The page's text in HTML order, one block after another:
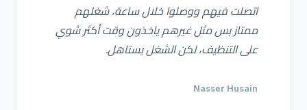
اتصلت فيهم ووصلوا خلال ساعة، شغلهم
ممتاز بس مثل غيرهم ياخذون وقت أكثر شوي
على التنظيف، لكن الشغل يستاهل.
Nasser Husain